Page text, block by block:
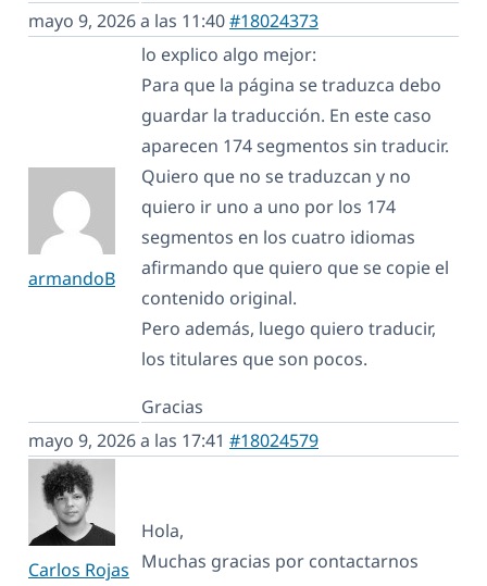
mayo 9, 2026 a las 11:40#18024373
armandoB
lo explico algo mejor:
Para que la página se traduzca debo
guardar la traducción. En este caso
aparecen 174 segmentos sin traducir.
Quiero que no se traduzcan y no
quiero ir uno a uno por los 174
segmentos en los cuatro idiomas
afirmando que quiero que se copie el
contenido original.
Pero además, luego quiero traducir,
los titulares que son pocos.
Gracias
mayo 9, 2026 a las 17:41 #18024579
Carlos Rojas
Hola,
Muchas gracias por contactarnos